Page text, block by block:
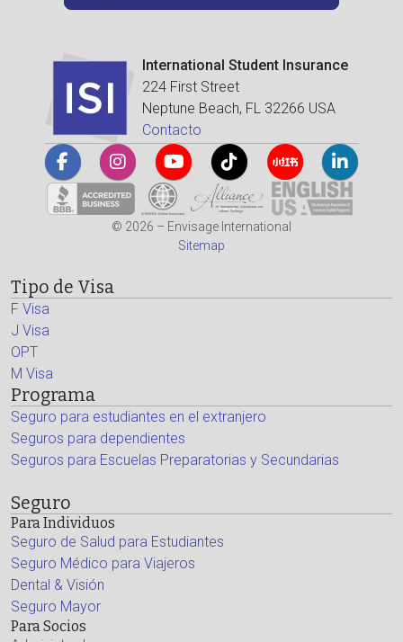
International Student Insurance
224 First Street
Neptune Beach, FL 32266 USA
Contacto
© 2026 – Envisage International
Sitemap
Tipo de Visa
F Visa
J Visa
OPT
M Visa
Programa
Seguro para estudiantes en el extranjero
Seguros para dependientes
Seguros para Escuelas Preparatorias y Secundarias
Seguro
Para Individuos
Seguro de Salud para Estudiantes
Seguro Médico para Viajeros
Dental & Visión
Seguro Mayor
Para Socios